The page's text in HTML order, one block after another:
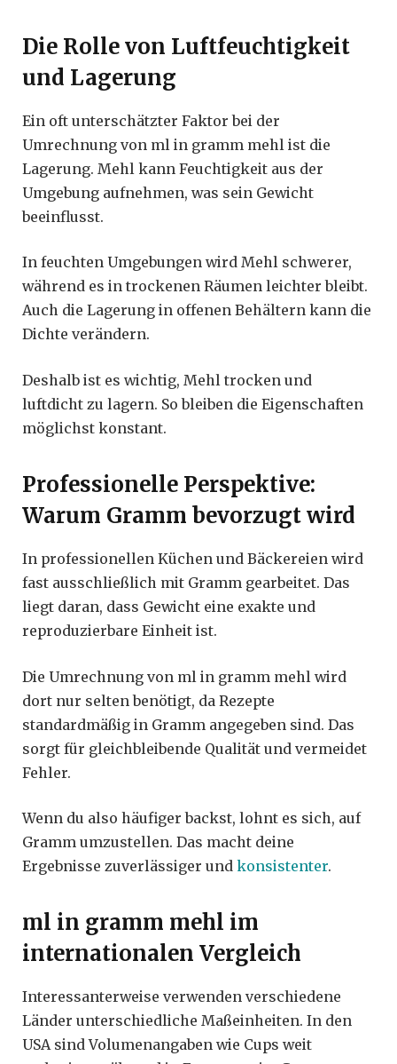
Die Rolle von Luftfeuchtigkeit
und Lagerung
Ein oft unterschätzter Faktor bei der
Umrechnung von ml in gramm mehl ist die
Lagerung. Mehl kann Feuchtigkeit aus der
Umgebung aufnehmen, was sein Gewicht
beeinflusst.
In feuchten Umgebungen wird Mehl schwerer,
während es in trockenen Räumen leichter bleibt.
Auch die Lagerung in offenen Behältern kann die
Dichte verändern.
Deshalb ist es wichtig, Mehl trocken und
luftdicht zu lagern. So bleiben die Eigenschaften
möglichst konstant.
Professionelle Perspektive:
Warum Gramm bevorzugt wird
In professionellen Küchen und Bäckereien wird
fast ausschließlich mit Gramm gearbeitet. Das
liegt daran, dass Gewicht eine exakte und
reproduzierbare Einheit ist.
Die Umrechnung von ml in gramm mehl wird
dort nur selten benötigt, da Rezepte
standardmäßig in Gramm angegeben sind. Das
sorgt für gleichbleibende Qualität und vermeidet
Fehler.
Wenn du also häufiger backst, lohnt es sich, auf
Gramm umzustellen. Das macht deine
Ergebnisse zuverlässiger und konsistenter.
ml in gramm mehl im
internationalen Vergleich
Interessanterweise verwenden verschiedene
Länder unterschiedliche Maßeinheiten. In den
USA sind Volumenangaben wie Cups weit